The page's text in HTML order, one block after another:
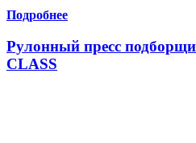
Подробнее
Рулонный пресс
CLASS